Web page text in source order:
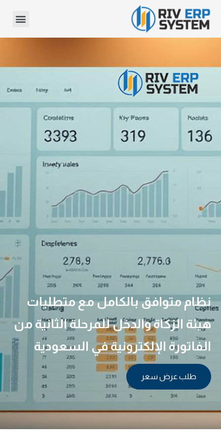
01
نظام متوافق بالكامل مع متطلبات
هيئة الزكاة والدخل للمرحلة الثانية من
الفاتورة الإلكترونية في السعودية
طلب عرض سعر